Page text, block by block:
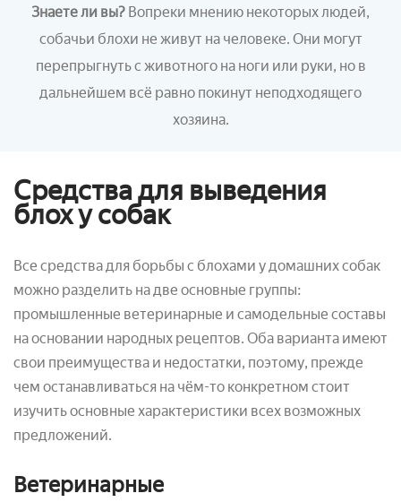
Знаете ли вы? Вопреки мнению некоторых людей,
собачьи блохи не живут на человеке. Они могут
перепрыгнуть с животного на ноги или руки, но в
дальнейшем всё равно покинут неподходящего
хозяина.
Средства для выведения
блох у собак
Все средства для борьбы с блохами у домашних собак
можно разделить на две основные группы:
промышленные ветеринарные и самодельные составы
на основании народных рецептов. Оба варианта имеют
свои преимущества и недостатки, поэтому, прежде
чем останавливаться на чём-то конкретном стоит
изучить основные характеристики всех возможных
предложений.
Ветеринарные